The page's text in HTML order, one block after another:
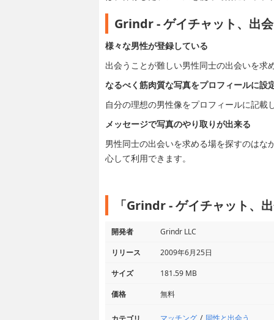
Grindr - ゲイチャット、出
様々な男性が登録している
出会うことが難しい男性同士の出会いを求
なるべく筋肉質な写真をプロフィールに設
自分の理想の男性像をプロフィールに記載
メッセージで写真のやり取りが出来る
男性同士の出会いを求める場を探すのは
心して利用できます。
「Grindr - ゲイチャット、
開発者
Grindr LLC
リリース
2009年6月25日
サイズ
181.59 MB
価格
無料